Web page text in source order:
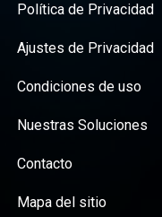
Política de Privacidad
Ajustes de Privacidad
Condiciones de uso
Nuestras Soluciones
Contacto
Mapa del sitio